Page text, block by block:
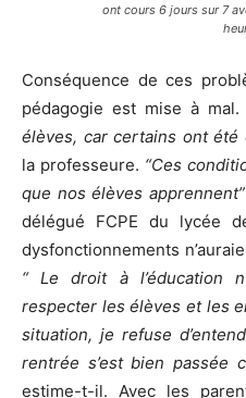
ont cours 6 jours sur 7
Conséquence de ces
pédagogie est mise à mal.
élèves, car certains ont été
la professeure. “Ces
que nos élèves apprennent”
délégué FCPE du lycée
dysfonctionnements
“ Le droit à l’éducation
respecter les élèves et les
situation, je refuse
rentrée s’est bien passée
estime-t-il. Avec les